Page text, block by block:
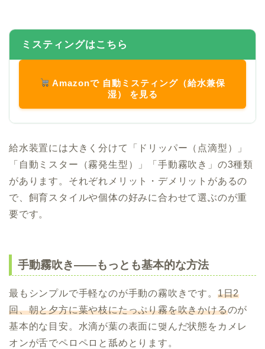
ミスティングはこちら
Amazonで 自動ミスティング（給水兼保
湿） を見る
給水装置には大きく分けて「ドリッパー（点滴型）」
「自動ミスター（霧発生型）」「手動霧吹き」の3種類
があります。それぞれメリット・デメリットがあるの
で、飼育スタイルや個体の好みに合わせて選ぶのが重
要です。
手動霧吹き——もっとも基本的な方法
最もシンプルで手軽なのが手動の霧吹きです。 1日2
回、朝と夕方に葉や枝にたっぷり霧を吹きかけるのが
基本的な目安。水滴が葉の表面に맺んだ状態をカメレ
オンが舌でペロペロと舐めとります。